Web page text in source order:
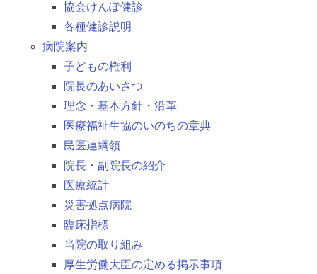
協会けんぽ健診
各種健診説明
病院案内
子どもの権利
院長のあいさつ
理念・基本方針・沿革
医療福祉生協のいのちの章典
民医連綱領
院長・副院長の紹介
医療統計
災害拠点病院
臨床指標
当院の取り組み
厚生労働大臣の定める掲示事項